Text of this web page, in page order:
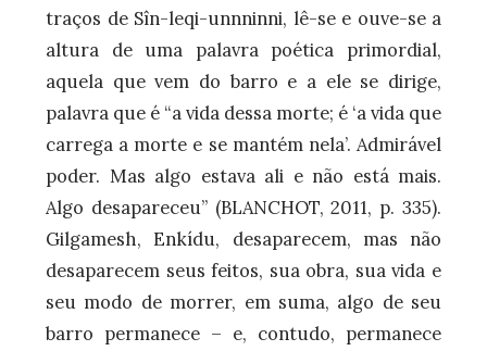
traços de Sîn-leqi-unnninni, lê-se e ouve-se a
altura de uma palavra poética primordial,
aquela que vem do barro e a ele se dirige,
palavra que é “a vida dessa morte; é ‘a vida que
carrega a morte e se mantém nela’. Admirável
poder. Mas algo estava ali e não está mais.
Algo desapareceu” (BLANCHOT, 2011, p. 335).
Gilgamesh, Enkídu, desaparecem, mas não
desaparecem seus feitos, sua obra, sua vida e
seu modo de morrer, em suma, algo de seu
barro permanece – e, contudo, permanece